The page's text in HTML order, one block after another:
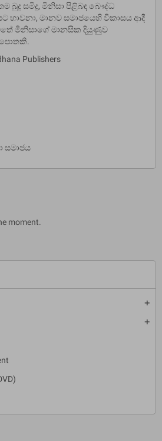
add
add
බුදු සමිදු, මිනිසා පිළිබඳ බෞද්ධ
භාවනා, මානව සමාජයෙහි විකාසය ආදී
මිනිසාගේ මානසික දියුණුව
Publishers
සමාජය
moment.